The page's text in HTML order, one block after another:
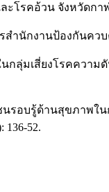
โรคอ้วน จังหวัดกา
นักงานป้องกันควบคุ
ลุ่มเสี่ยงโรคความ
นรอบรู้ด้านสุขภาพ
52.